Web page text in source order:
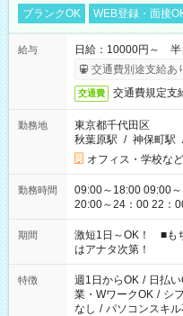
ブランクOK
WEB登録・面接
給与
日給：10000円～ 半
交通費別途支給あ
交通費 交通費規定支
勤務地
東京都千代田区
秋葉原駅 / 神保町駅
オフィス・学校など
勤務時間
09:00～18:00 09:00
20:00～24：00 22：00
シフトもございます
期間
激短1日～OK！ ■も
はアナタ次第！
特徴 週1日からOK / 日払
業・WワークOK / シ
なし / パソコンスキ